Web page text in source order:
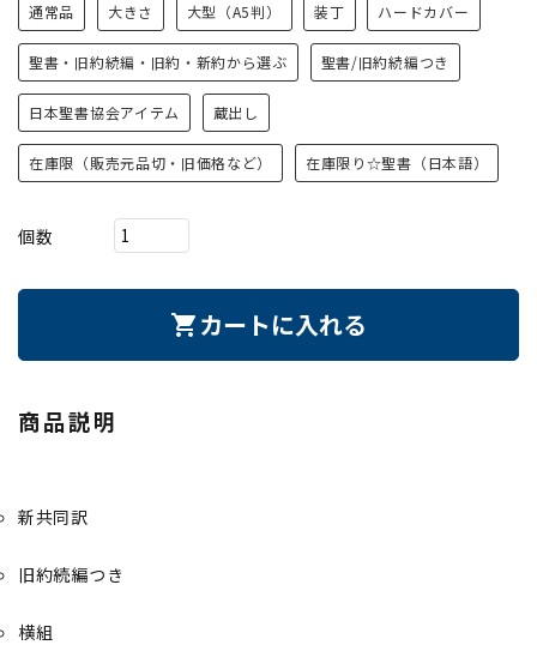
通常品 大きさ 大型（A5判） 装丁 ハードカバー
聖書・旧約続編・旧約・新約から選ぶ 聖書/旧約続編つき
日本聖書協会アイテム 蔵出し
在庫限（販売元品切・旧価格など） 在庫限り☆聖書（日本語）
個数
shopping_cart カートに入れる
商品説明
新共同訳
旧約続編つき
横組